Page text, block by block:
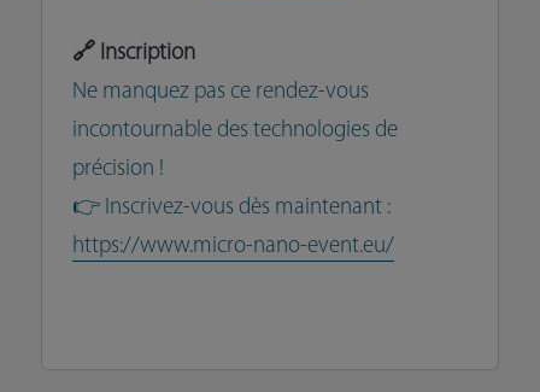
🔗 Inscription
Ne manquez pas ce rendez-vous
incontournable des technologies de
précision !
👉 Inscrivez-vous dès maintenant :
https://www.micro-nano-event.eu/